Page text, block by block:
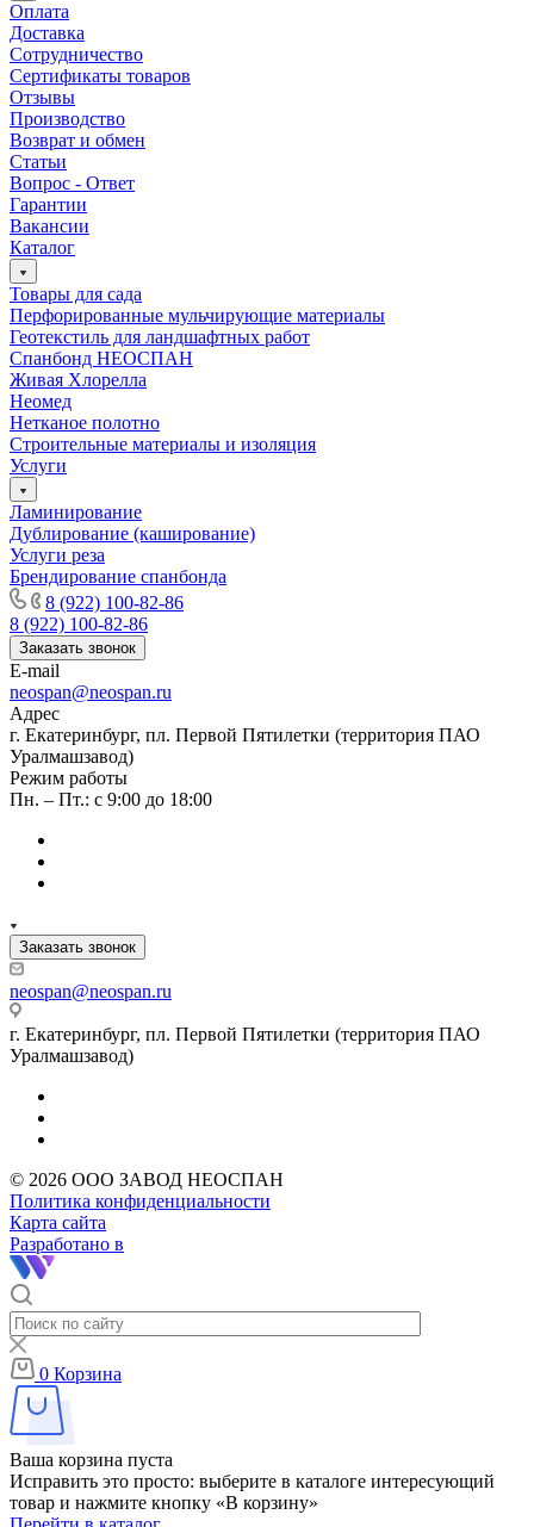
Оплата
Доставка
Сотрудничество
Сертификаты товаров
Отзывы
Производство
Возврат и обмен
Статьи
Вопрос - Ответ
Гарантии
Вакансии
Каталог
Товары для сада
Перфорированные мульчирующие материалы
Геотекстиль для ландшафтных работ
Спанбонд НЕОСПАН
Живая Хлорелла
Нeомед
Нетканое полотно
Строительные материалы и изоляция
Услуги
Ламинирование
Дублирование (каширование)
Услуги реза
Брендирование спанбонда
8 (922) 100-82-86
8 (922) 100-82-86
Заказать звонок
E-mail
neospan@neospan.ru
Адрес
г. Екатеринбург, пл. Первой Пятилетки (территория ПАО
Уралмашзавод)
Режим работы
Пн. – Пт.: с 9:00 до 18:00
Заказать звонок
neospan@neospan.ru
г. Екатеринбург, пл. Первой Пятилетки (территория ПАО
Уралмашзавод)
© 2026 ООО ЗАВОД НЕОСПАН
Политика конфиденциальности
Карта сайта
Разработано в
0 Корзина
Ваша корзина пуста
Исправить это просто: выберите в каталоге интересующий
товар и нажмите кнопку «В корзину»